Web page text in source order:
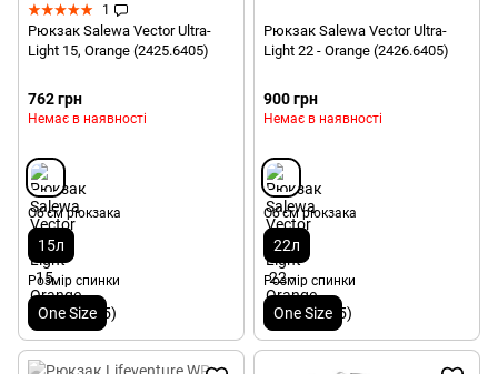
1
Рюкзак Salewa Vector Ultra-
Light 15, Orange (2425.6405)
762 грн
Немає в наявності
Об'єм рюкзака
15л
Розмір спинки
One Size
Рюкзак Salewa Vector Ultra-
Light 22 - Orange (2426.6405)
900 грн
Немає в наявності
Об'єм рюкзака
22л
Розмір спинки
One Size